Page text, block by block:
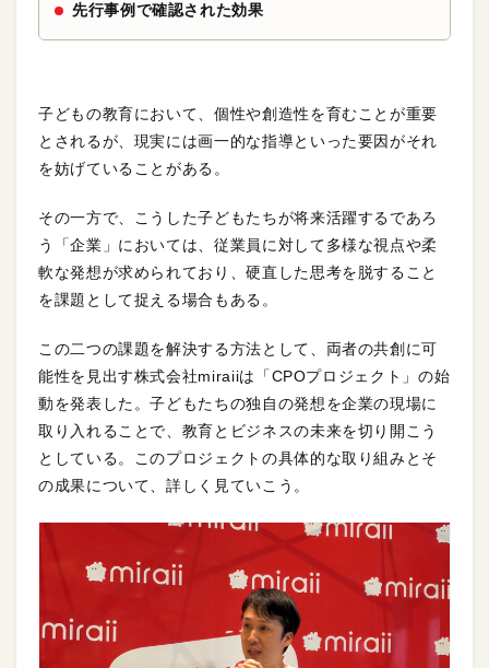
先行事例で確認された効果
子どもの教育において、個性や創造性を育むことが重要
とされるが、現実には画一的な指導といった要因がそれ
を妨げていることがある。
その一方で、こうした子どもたちが将来活躍するであろ
う「企業」においては、従業員に対して多様な視点や柔
軟な発想が求められており、硬直した思考を脱すること
を課題として捉える場合もある。
この二つの課題を解決する方法として、両者の共創に可
能性を見出す株式会社miraiiは「CPOプロジェクト」の始
動を発表した。子どもたちの独自の発想を企業の現場に
取り入れることで、教育とビジネスの未来を切り開こう
としている。このプロジェクトの具体的な取り組みとそ
の成果について、詳しく見ていこう。